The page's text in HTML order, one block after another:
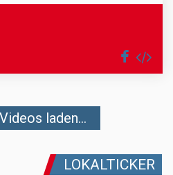
laden...
LOKALTICKER